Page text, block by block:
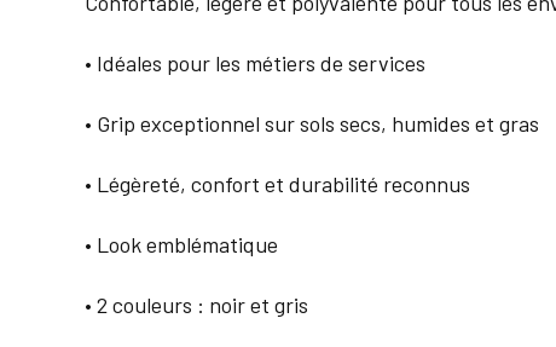
• Idéales pour les métiers de services
• Grip exceptionnel sur sols secs, humides et gras
• Légèreté, confort et durabilité reconnus
• Look emblématique
• 2 couleurs : noir et gris